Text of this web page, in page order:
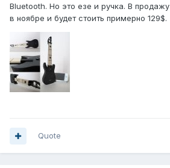
Bluetooth. Но это езе и ручка. В
в ноябре и будет стоить примерно 129$.
Quote